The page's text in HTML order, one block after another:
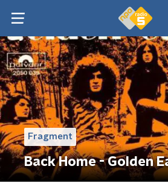
Fragment
Back Home - Golden